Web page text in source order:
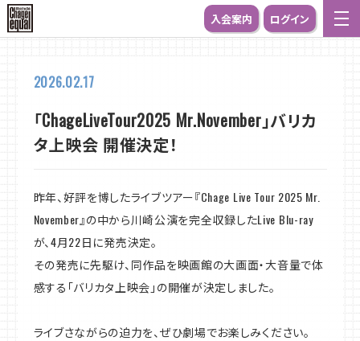
入会案内 ログイン
2026.02.17
「ChageLiveTour2025 Mr.November」バリカ
タ上映会 開催決定！
昨年、好評を博したライブツアー『Chage Live Tour 2025 Mr.
November』の中から川崎公演を完全収録したLive Blu-ray
が、4月22日に発売決定。
その発売に先駆け、同作品を映画館の大画面・大音量で体
感する「バリカタ上映会」の開催が決定しました。
ライブさながらの迫力を、ぜひ劇場でお楽しみください。